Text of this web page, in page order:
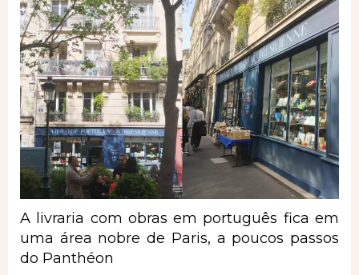
A livraria com obras em português fica em
uma área nobre de Paris, a poucos passos
do Panthéon